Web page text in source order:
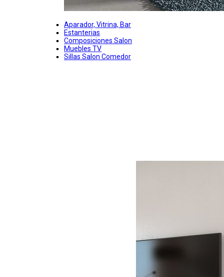
Aparador, Vitrina, Bar
Estanterias
Composiciones Salon
Muebles TV
Sillas Salon Comedor